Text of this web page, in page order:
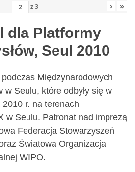
z3 › »
dla Platformy
Seul 2010
Międzynarodowych
w Seulu, które odbyły się w
r. na terenach
w Seulu. Patronat nad imprezą
Federacja Stowarzyszeń
Światowa Organizacja
WIPO.